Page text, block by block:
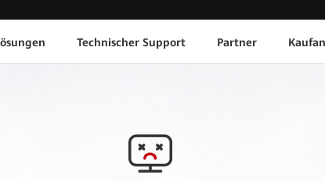
Technischer Support Partner